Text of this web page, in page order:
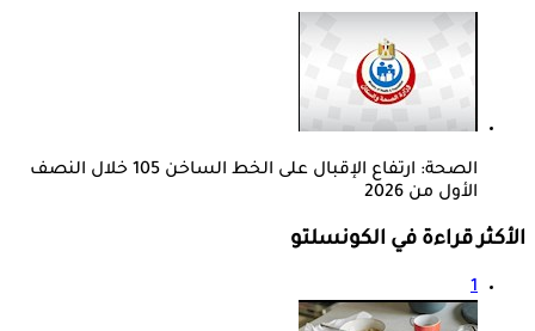
الصحة: ارتفاع الإقبال على الخط الساخن 105 خلال النصف
الأول من 2026
الأكثر قراءة في الكونسلتو
1